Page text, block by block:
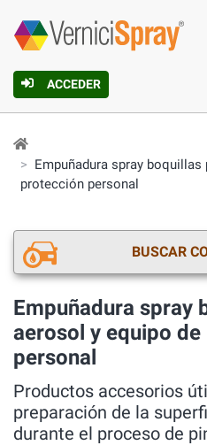
ACCEDER
Empuñadura spray
protección personal
BUSCAR
Empuñadura spray
aerosol y equipo
personal
Productos accesorios
preparación de la
durante el proceso de